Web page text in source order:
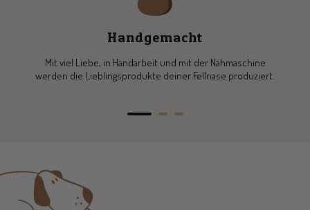
Handgemacht
Mit viel Liebe, in Handarbeit und mit der Nähmaschine
werden die Lieblingsprodukte deiner Fellnase produziert.